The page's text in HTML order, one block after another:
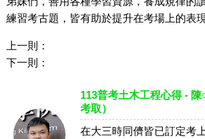
練習考古題，皆有助於提升在考場上的表現
上一則：
下一則：
113普考土木工程心得 -
考取）
在大三時同儕皆已訂定考